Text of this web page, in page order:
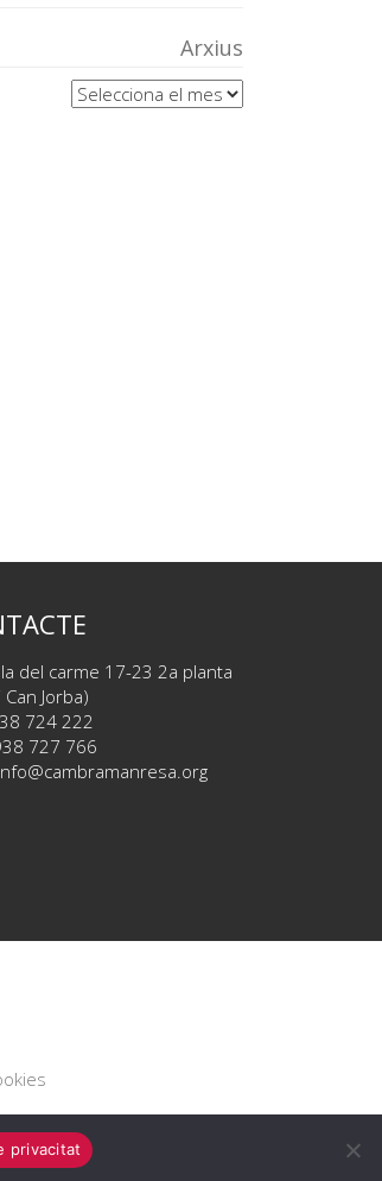
Arxius
Arxius
del carme 17-23 2a planta
Can Jorba)
724 222
727 766
privacitat